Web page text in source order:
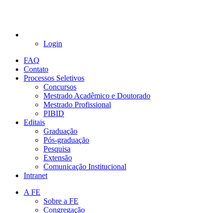
Login
FAQ
Contato
Processos Seletivos
Concursos
Mestrado Acadêmico e Doutorado
Mestrado Profissional
PIBID
Editais
Graduação
Pós-graduação
Pesquisa
Extensão
Comunicação Institucional
Intranet
A FE
Sobre a FE
Congregação